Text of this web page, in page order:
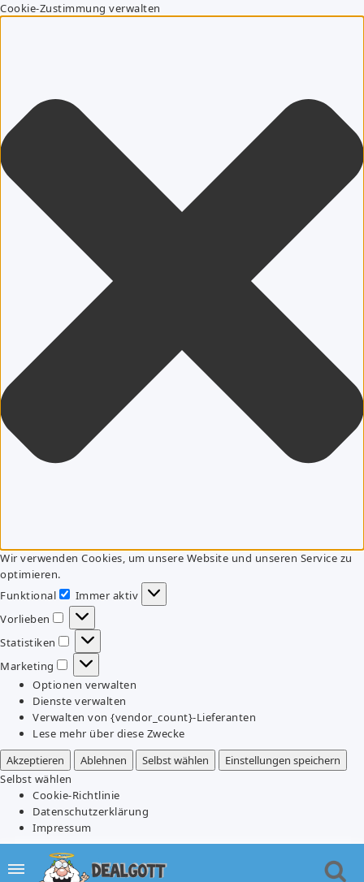
Cookie-Zustimmung verwalten
Wir verwenden Cookies, um unsere Website und unseren Service zu
optimieren.
Funktional
Funktional
Immer aktiv
Vorlieben
Vorlieben
Statistiken
Statistiken
Marketing
Marketing
Optionen verwalten
Dienste verwalten
Verwalten von {vendor_count}-Lieferanten
Lese mehr über diese Zwecke
Akzeptieren
Ablehnen Selbst wählen
Einstellungen speichern
Selbst wählen
Cookie-Richtlinie
Datenschutzerklärung
Impressum